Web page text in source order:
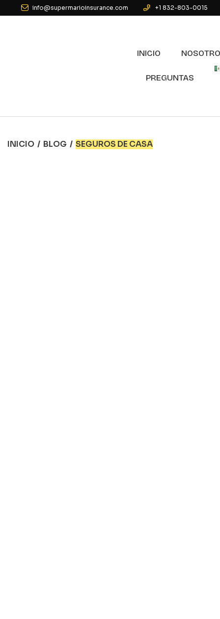
info@supermarioinsurance.com +1 832-803-0015
INICIO
PREGUNTAS
INICIO / BLOG / SEGUROS DE CASA